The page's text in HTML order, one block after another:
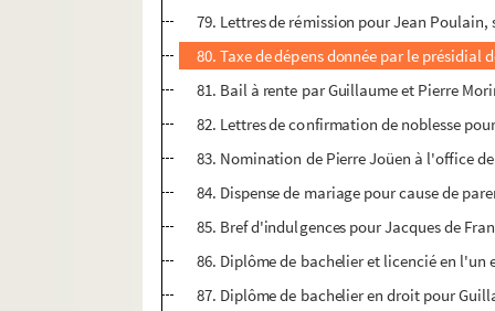
79. Lettres de rémission pour Jean
80. Taxe de dépens donnée par le présidial
81. Bail à rente par Guillaume et Pierre
82. Lettres de confirmation de noblesse
83. Nomination de Pierre Joüen à l'office
84. Dispense de mariage pour cause de
85. Bref d'indulgences pour Jacques de
86. Diplôme de bachelier et licencié en
87. Diplôme de bachelier en droit pour